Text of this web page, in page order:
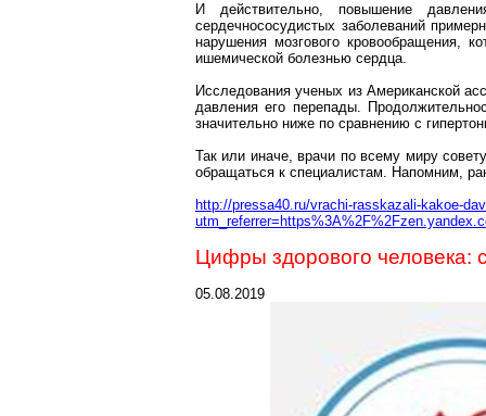
И действительно, повышение
сердечнососудистых заболеваний
нарушения мозгового кровообращения,
ишемической болезнью сердца.
Исследования ученых из Американской
давления его перепады.
значительно ниже по сравнению с
Так или иначе, врачи по всему миру
обращаться к специалистам. Напомним,
http://pressa40.ru/vrachi-rasskazali-kakoe-
Цифры здорового человека:
05.08.2019